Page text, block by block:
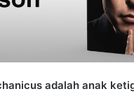
adalah anak